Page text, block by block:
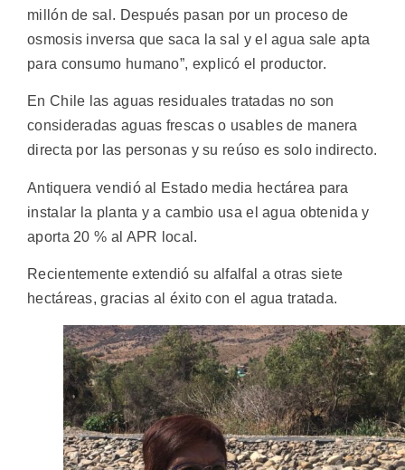
millón de sal. Después pasan por un proceso de
osmosis inversa que saca la sal y el agua sale apta
para consumo humano”, explicó el productor.
En Chile las aguas residuales tratadas no son
consideradas aguas frescas o usables de manera
directa por las personas y su reúso es solo indirecto.
Antiquera vendió al Estado media hectárea para
instalar la planta y a cambio usa el agua obtenida y
aporta 20 % al APR local.
Recientemente extendió su alfalfal a otras siete
hectáreas, gracias al éxito con el agua tratada.